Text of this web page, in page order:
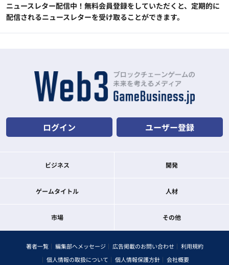
ニュースレター配信中！無料会員登録をしていただくと、定期的に
配信されるニュースレターを受け取ることができます。
ログイン ユーザー登録
ビジネス 開発
ゲームタイトル 人材
市場 その他
著者一覧 編集部へメッセージ 広告掲載のお問い合わせ
利用規約
個人情報の取扱について
個人情報保護方針 会社概要